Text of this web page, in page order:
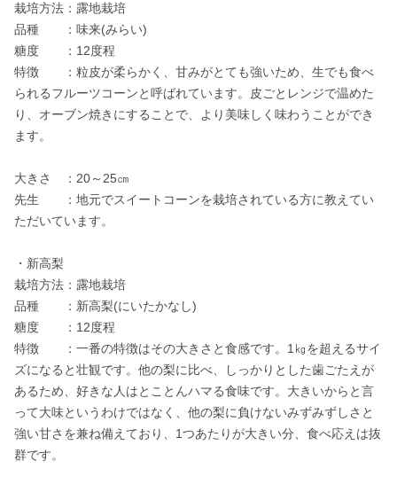
栽培方法：露地栽培
品種　　：味来(みらい)
糖度　　：12度程
特徴　　：粒皮が柔らかく、甘みがとても強いため、生でも食べ
られるフルーツコーンと呼ばれています。皮ごとレンジで温めた
り、オーブン焼きにすることで、より美味しく味わうことができ
ます。
大きさ　：20～25㎝
先生　　：地元でスイートコーンを栽培されている方に教えてい
ただいています。
・新高梨
栽培方法：露地栽培
品種　　：新高梨(にいたかなし)
糖度　　：12度程
特徴　　：一番の特徴はその大きさと食感です。1㎏を超えるサイ
ズになると壮観です。他の梨に比べ、しっかりとした歯ごたえが
あるため、好きな人はとことんハマる食味です。大きいからと言
って大味というわけではなく、他の梨に負けないみずみずしさと
強い甘さを兼ね備えており、1つあたりが大きい分、食べ応えは抜
群です。